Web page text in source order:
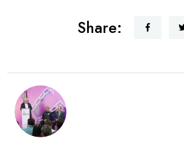
Share: